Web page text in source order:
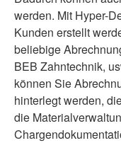
werden. Mit Hyper-
Kunden erstellt
beliebige
BEB Zahntechnik,
können Sie
hinterlegt werden,
die